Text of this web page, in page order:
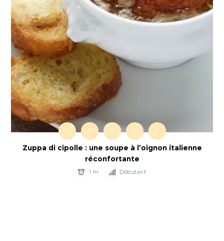
H O R S Z
Zuppa di cipolle : une soupe à l’oignon italienne
réconfortante
1 hr Débutant